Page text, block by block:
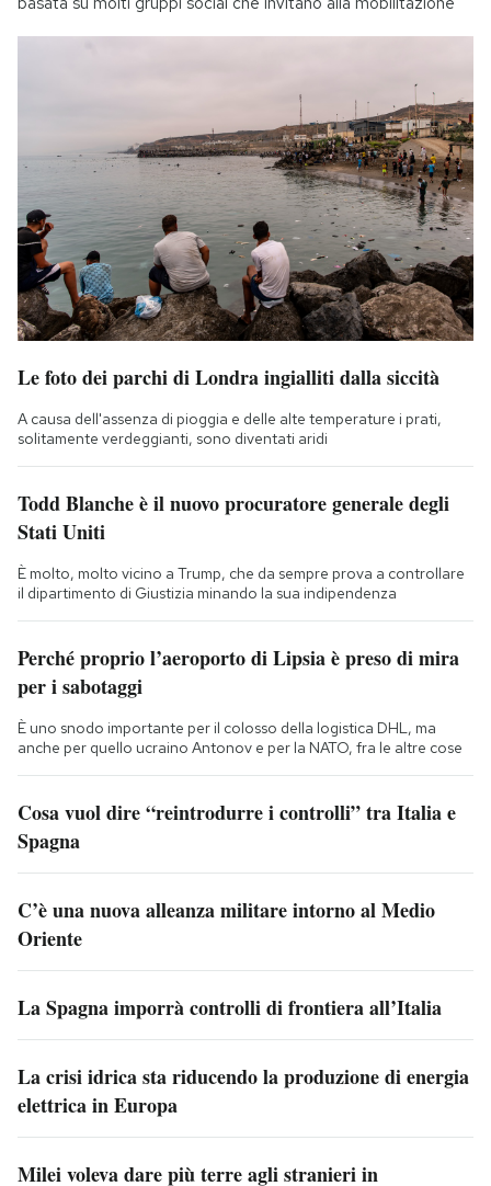
Le foto dei parchi di Londra ingialliti dalla siccità
A causa dell'assenza di pioggia e delle alte temperature i prati,
solitamente verdeggianti, sono diventati aridi
Todd Blanche è il nuovo procuratore generale degli
Stati Uniti
È molto, molto vicino a Trump, che da sempre prova a controllare
il dipartimento di Giustizia minando la sua indipendenza
Perché proprio l’aeroporto di Lipsia è preso di mira
per i sabotaggi
È uno snodo importante per il colosso della logistica DHL, ma
anche per quello ucraino Antonov e per la NATO, fra le altre cose
Cosa vuol dire “reintrodurre i controlli” tra Italia e
Spagna
C’è una nuova alleanza militare intorno al Medio
Oriente
La Spagna imporrà controlli di frontiera all’Italia
La crisi idrica sta riducendo la produzione di energia
elettrica in Europa
Milei voleva dare più terre agli stranieri in